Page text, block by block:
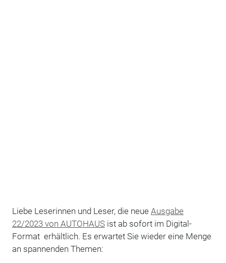
Liebe Leserinnen und Leser, die neue Ausgabe
22/2023 von AUTOHAUSist ab sofort im Digital-
Format erhältlich. Es erwartet Sie wieder eine Menge
an spannenden Themen: